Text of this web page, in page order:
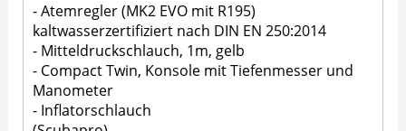
- Atemregler (MK2 EVO mit R195)
kaltwasserzertifiziert nach DIN EN 250:2014
- Mitteldruckschlauch, 1m, gelb
- Compact Twin, Konsole mit Tiefenmesser und
Manometer
- Inflatorschlauch